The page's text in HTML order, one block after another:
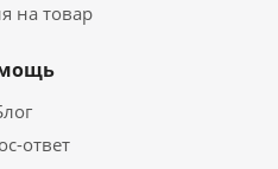
на товар
ответ